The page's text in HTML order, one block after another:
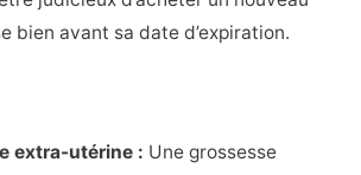
bien avant sa date d’expiration.
extra-utérine : Une grossesse